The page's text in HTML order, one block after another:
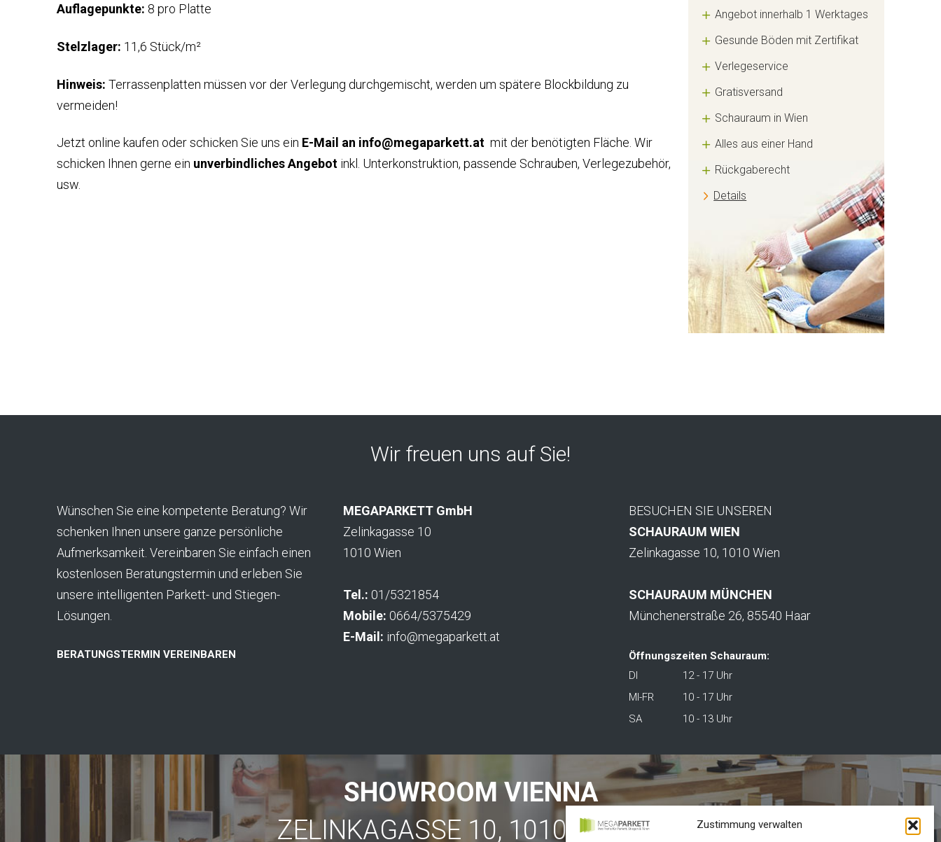
Zustimmung verwalten
Auflagepunkte: 8 pro Platte
Stelzlager: 11,6 Stück/m²
Hinweis: Terrassenplatten müssen vor der Verlegung durchgemischt, werden um spätere Blockbildung zu
vermeiden!
Jetzt online kaufen oder schicken Sie uns ein E-Mail an info@megaparkett.at mit der benötigten Fläche. Wir
schicken Ihnen gerne ein unverbindliches Angebotinkl. Unterkonstruktion, passende Schrauben, Verlegezubehör,
usw.
Angebot innerhalb 1 Werktages
Gesunde Böden mit Zertifikat
Verlegeservice
Gratisversand
Schauraum in Wien
Alles aus einer Hand
Rückgaberecht
Details
Wir freuen uns auf Sie!
Wünschen Sie eine kompetente Beratung? Wir
schenken Ihnen unsere ganze persönliche
Aufmerksamkeit. Vereinbaren Sie einfach einen
kostenlosen Beratungstermin und erleben Sie
unsere intelligenten Parkett- und Stiegen-
Lösungen.
BERATUNGSTERMIN VEREINBAREN
MEGAPARKETT GmbH
Zelinkagasse 10
1010 Wien
Tel.: 01/5321854
Mobile: 0664/5375429
E-Mail: info@megaparkett.at
BESUCHEN SIE UNSEREN
SCHAURAUM WIEN
Zelinkagasse 10, 1010 Wien
SCHAURAUM MÜNCHEN
Münchenerstraße 26, 85540 Haar
Öffnungszeiten Schauraum:
DI
12 - 17 Uhr
MI-FR
10 - 17 Uhr
SA
10 - 13 Uhr
SHOWROOM VIENNA
ZELINKAGASSE 10, 1010 VIENNA